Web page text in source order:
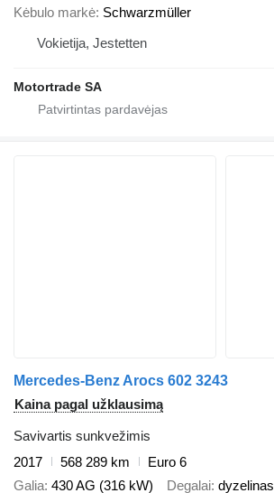
Kėbulo markė Schwarzmüller
Vokietija, Jestetten
Motortrade SA
Mercedes-Benz Arocs 602 3243
Kaina pagal užklausimą
Savivartis sunkvežimis
2017
568 289 km
Euro 6
Galia 430 AG (316 kW) Degalai dyzelinas